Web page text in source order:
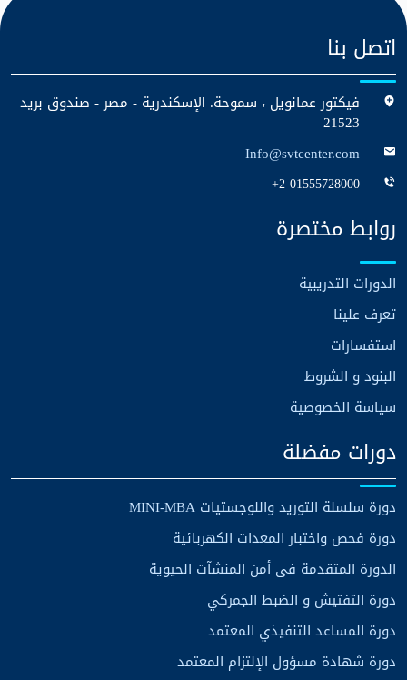
اتصل بنا
فيكتور عمانويل ، سموحة. الإسكندرية - مصر - صندوق بريد
21523
Info@svtcenter.com
+2 01555728000
روابط مختصرة
الدورات التدريبية
تعرف علينا
استفسارات
البنود و الشروط
سياسة الخصوصية
دورات مفضلة
دورة سلسلة التوريد واللوجستيات MINI-MBA
دورة فحص واختبار المعدات الكهربائية
الدورة المتقدمة فى أمن المنشآت الحيوية
دورة التفتيش و الضبط الجمركي
دورة المساعد التنفيذي المعتمد
دورة شهادة مسؤول الإلتزام المعتمد